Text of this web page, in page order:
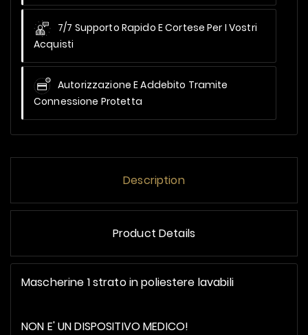
7/7 Supporto Rapido E Cortese Per I Vostri
Acquisti
Autorizzazione E Addebito Tramite
Connessione Protetta
Description
Product Details
Mascherine 1 strato in poliestere lavabili
NON E' UN DISPOSITIVO MEDICO!